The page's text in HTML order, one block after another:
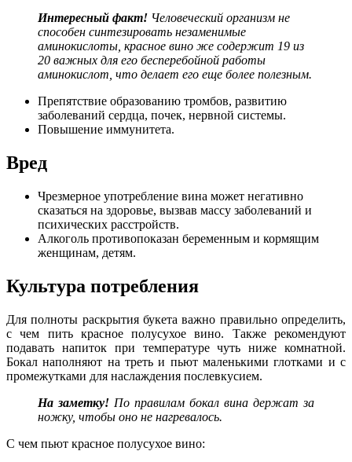
Интересный факт! Человеческий организм не
способен синтезировать незаменимые
аминокислоты, красное вино же содержит 19 из
20 важных для его бесперебойной работы
аминокислот, что делает его еще более полезным.
Препятствие образованию тромбов, развитию
заболеваний сердца, почек, нервной системы.
Повышение иммунитета.
Вред
Чрезмерное употребление вина может негативно
сказаться на здоровье, вызвав массу заболеваний и
психических расстройств.
Алкоголь противопоказан беременным и кормящим
женщинам, детям.
Культура потребления
Для полноты раскрытия букета важно правильно определить,
с чем пить красное полусухое вино. Также рекомендуют
подавать напиток при температуре чуть ниже комнатной.
Бокал наполняют на треть и пьют маленькими глотками и с
промежутками для наслаждения послевкусием.
На заметку! По правилам бокал вина держат за
ножку, чтобы оно не нагревалось.
С чем пьют красное полусухое вино: